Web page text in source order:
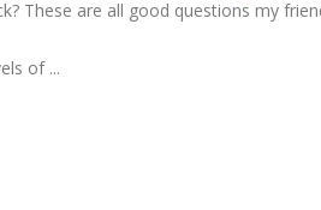
These are all good questions my
of ...